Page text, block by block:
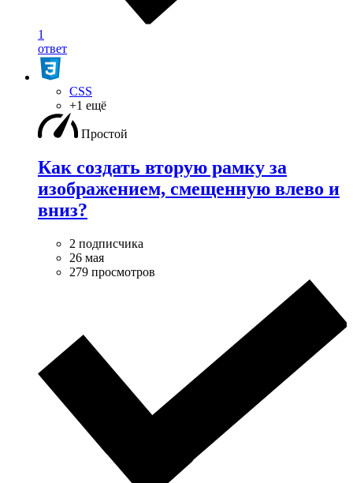
1
ответ
CSS
+1 ещё
Простой
Как создать вторую рамку за
изображением, смещенную влево и
вниз?
2 подписчика
26 мая
279 просмотров